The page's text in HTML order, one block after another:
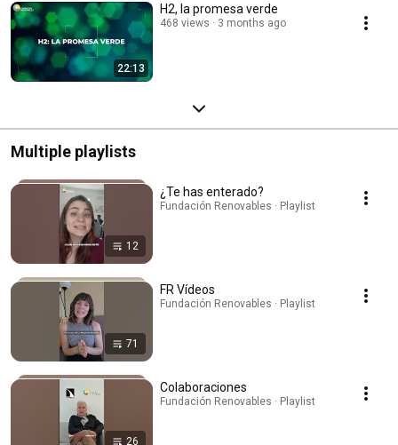
22:13
H2, la promesa verde
468 views 3 months ago
Multiple playlists
12
¿Te has enterado?
Fundación Renovables · Playlist
71
FR Vídeos
Fundación Renovables · Playlist
26
Colaboraciones
Fundación Renovables · Playlist